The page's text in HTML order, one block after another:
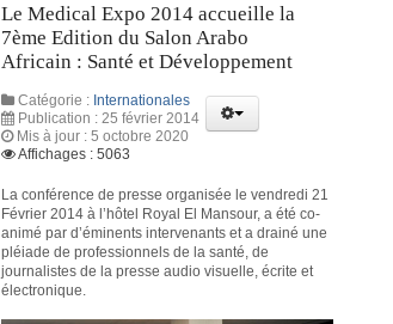
Le Medical Expo 2014 accueille la
7ème Edition du Salon Arabo
Africain : Santé et Développement
Catégorie : Internationales
Publication : 25 février 2014
Mis à jour : 5 octobre 2020
Affichages : 5063
La conférence de presse organisée le vendredi 21
Février 2014 à l’hôtel Royal El Mansour, a été co-
animé par d’éminents intervenants et a drainé une
pléiade de professionnels de la santé, de
journalistes de la presse audio visuelle, écrite et
électronique.